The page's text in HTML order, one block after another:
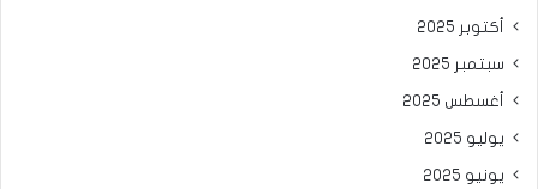
أكتوبر 2025
سبتمبر 2025
أغسطس 2025
يوليو 2025
يونيو 2025